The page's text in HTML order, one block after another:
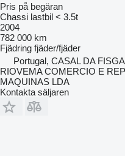
Pris på begäran
Chassi lastbil < 3.5t
2004
782 000 km
Fjädring fjäder/fjäder
Portugal, CASAL DA
RIOVEMA COMERCIO E
MAQUINAS LDA
Kontakta säljaren